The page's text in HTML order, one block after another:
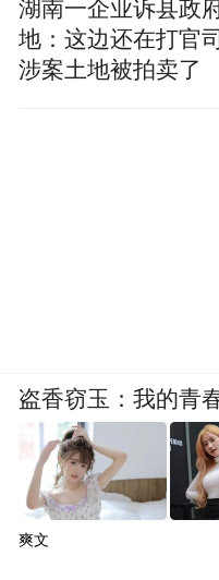
湖南一企业诉县政
地：这边还在打官
涉案土地被拍卖了
盗香窃玉：我的青
爽文